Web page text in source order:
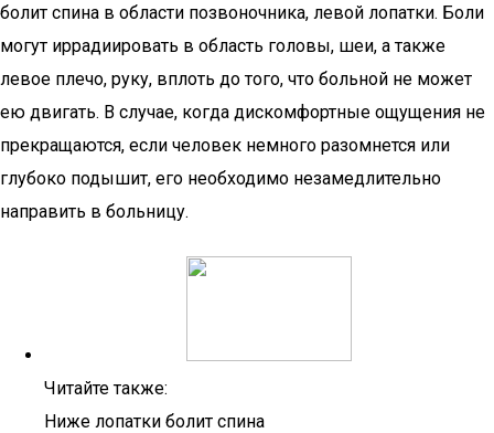
болит спина в области позвоночника, левой лопатки. Боли
могут иррадиировать в область головы, шеи, а также
левое плечо, руку, вплоть до того, что больной не может
ею двигать. В случае, когда дискомфортные ощущения не
прекращаются, если человек немного разомнется или
глубоко подышит, его необходимо незамедлительно
направить в больницу.
Читайте также:
Ниже лопатки болит спина